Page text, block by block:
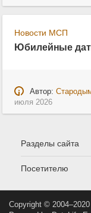
Новости МСП
Юбилейные
Автор:
июля 2026
Разделы сайта
Посетителю
Copyright © 2004–2020